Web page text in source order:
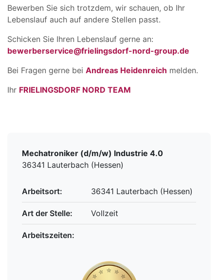
Bewerben Sie sich trotzdem, wir schauen, ob Ihr
Lebenslauf auch auf andere Stellen passt.
Schicken Sie Ihren Lebenslauf gerne an:
bewerberservice@frielingsdorf-nord-group.de
Bei Fragen gerne bei Andreas Heidenreich melden.
Ihr FRIELINGSDORF NORD TEAM
Mechatroniker (d/m/w) Industrie 4.0
36341 Lauterbach (Hessen)
Arbeitsort: 36341 Lauterbach (Hessen)
Art der Stelle: Vollzeit
Arbeitszeiten: